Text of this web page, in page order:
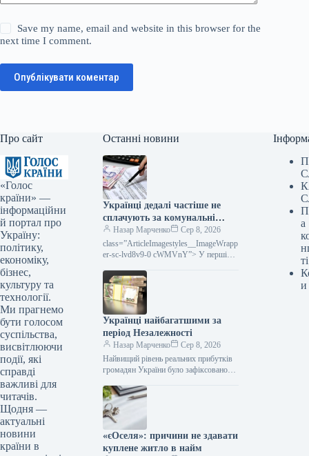
Save my name, email and website in this browser for the
next time I comment.
Опублікувати коментар
Про сайт
«Голос
країни» —
інформаційни
й портал про
Україну:
політику,
економіку,
бізнес,
культуру та
технології.
Ми прагнемо
бути голосом
суспільства,
висвітлюючи
події, які
справді
важливі для
читачів.
Щодня —
актуальні
новини
країни в
Останні новини
Українці дедалі частіше не
сплачують за комунальні
послуги: які саме платежі
накопичуються найчастіше
Назар Марченко
Сер 8, 2026
class=”ArticleImagestyles__ImageWrapp
er-sc-lvd8v9-0 cWMVnY”> У першій
розпочато понад 108 тисяч нових
виконавчих проваджень стосовно
несплачених рахунків…
Українці найбагатшими за
період Незалежності
Назар Марченко
Сер 8, 2026
Найвищий рівень реальних прибутків
громадян України було зафіксовано
magnificУкраїнці досягли свого
найвищого рівня «багатства» не в…
«єОселя»: причини не здавати
куплене житло в найм
а
ті
и